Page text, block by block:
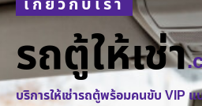
รถตู้ให้เช่า
บริการให้เช่ารถตู้พร้อมคนขับ VIP